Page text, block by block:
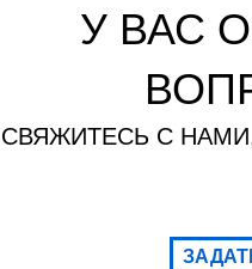
У ВАС
СВЯЖИТЕСЬ С